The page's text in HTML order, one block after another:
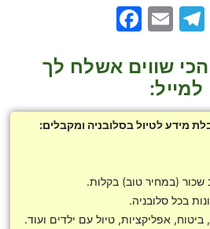
WhatsApp
Telegram
Email
שווים אשלח לך
למייל:
מידע לטיול בסלובניה ומקבלים:
(במחיר טוב) בקלות.
בכל סלובניה.
ביטוח, אפליקציות, טיול עם ילדים ועוד.